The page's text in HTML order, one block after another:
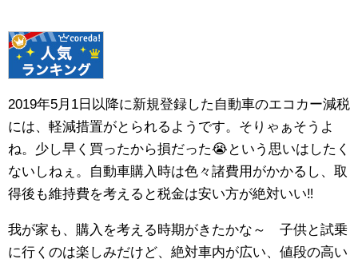
2019年5月1日以降に新規登録した自動車のエコカー減税
には、軽減措置がとられるようです。そりゃぁそうよ
ね。少し早く買ったから損だった😭という思いはしたく
ないしねぇ。自動車購入時は色々諸費用がかかるし、取
得後も維持費を考えると税金は安い方が絶対いい‼
我が家も、購入を考える時期がきたかな～ 子供と試乗
に行くのは楽しみだけど、絶対車内が広い、値段の高い